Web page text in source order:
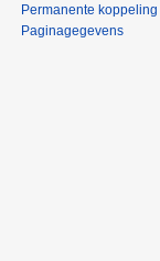
Permanente koppeling
Paginagegevens